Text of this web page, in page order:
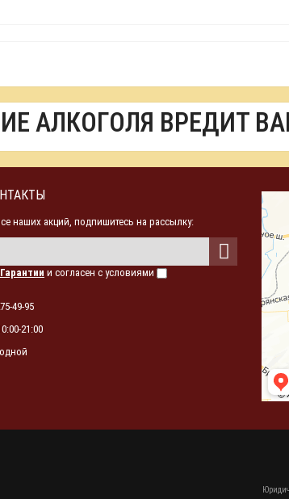
АЛКОГОЛЯ ВРЕДИТ
наших акций, подпишитесь на рассылку:
Гарантии и согласен с условиями
49-95
21:00